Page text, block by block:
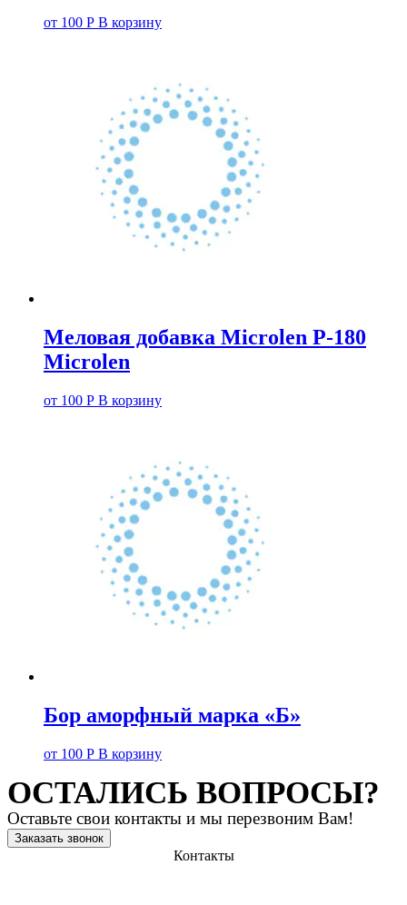
от 100 Р В корзину
Меловая добавка Microlen P-180
Microlen
от 100 Р В корзину
Бор аморфный марка «Б»
от 100 Р В корзину
ОСТАЛИСЬ ВОПРОСЫ?
Оставьте свои контакты и мы перезвоним Вам!
Заказать звонок
Контакты